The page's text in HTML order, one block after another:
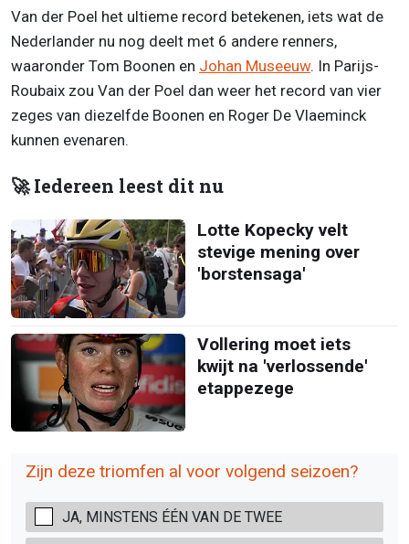
Van der Poel het ultieme record betekenen, iets wat de
Nederlander nu nog deelt met 6 andere renners,
waaronder Tom Boonen en Johan Museeuw. In Parijs-
Roubaix zou Van der Poel dan weer het record van vier
zeges van diezelfde Boonen en Roger De Vlaeminck
kunnen evenaren.
🚀 Iedereen leest dit nu
Lotte Kopecky velt
stevige mening over
'borstensaga'
Vollering moet iets
kwijt na 'verlossende'
etappezege
Zijn deze triomfen al voor volgend seizoen?
JA, MINSTENS ÉÉN VAN DE TWEE